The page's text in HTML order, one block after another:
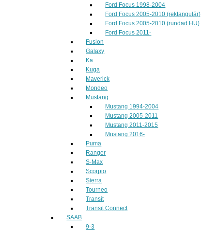
Ford Focus 1998-2004
Ford Focus 2005-2010 (rektangulär)
Ford Focus 2005-2010 (rundad HU)
Ford Focus 2011-
Fusion
Galaxy
Ka
Kuga
Maverick
Mondeo
Mustang
Mustang 1994-2004
Mustang 2005-2011
Mustang 2011-2015
Mustang 2016-
Puma
Ranger
S-Max
Scorpio
Sierra
Tourneo
Transit
Transit Connect
SAAB
9-3